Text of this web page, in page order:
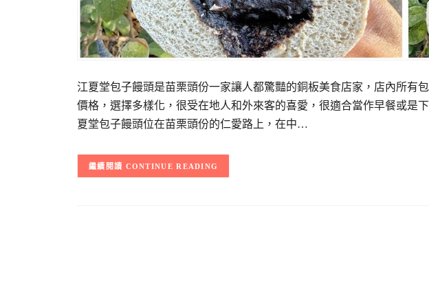
江夏堂包子饅頭是苗栗頭份一家讓人都驚豔的銅板美食店家，店內所有
價格，選擇多樣化，很受在地人和外來客的喜愛，很適合當作早餐或是
夏堂包子饅頭位在苗栗頭份的仁愛路上，在中…
CONTINUE READING